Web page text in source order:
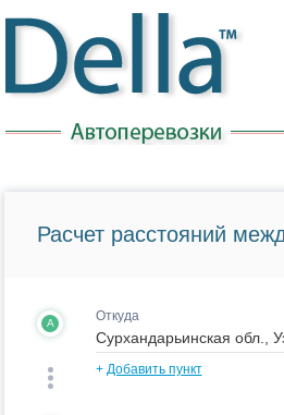
Расчет расстояний
A Откуда
+ Добавить пункт